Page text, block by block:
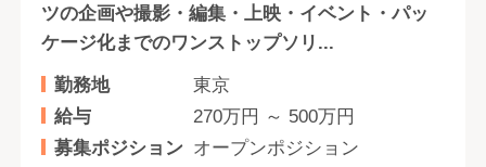
ツの企画や撮影・編集・上映・イベント・パッ
ケージ化までのワンストップソリ...
勤務地
東京
給与
270万円 ～ 500万円
募集ポジション オープンポジション